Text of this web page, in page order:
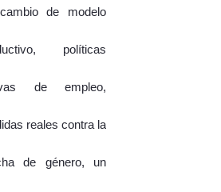
de modelo
políticas
de empleo,
reales contra la
de género, un